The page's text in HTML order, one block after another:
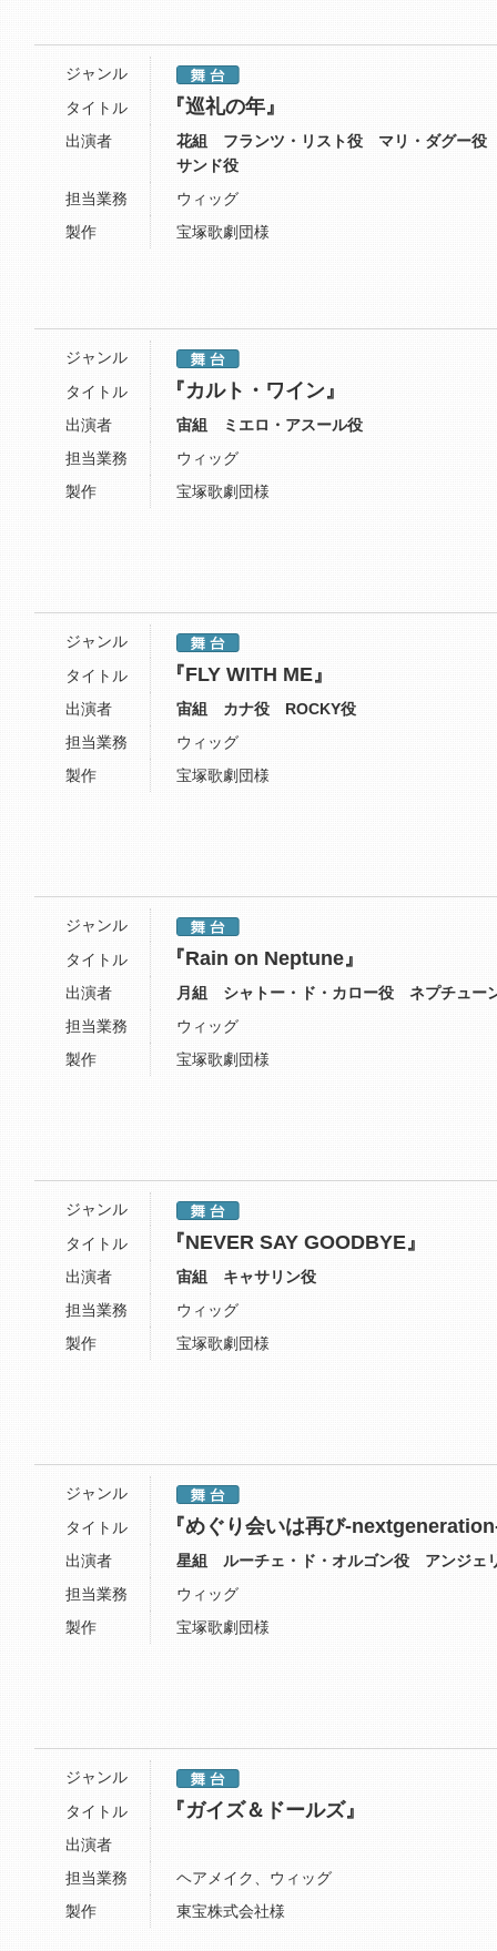
ジャンル
タイトル
『巡礼の年』
出演者
花組 フランツ・リスト役 マリ・ダグー
サンド役
担当業務
ウィッグ
製作
宝塚歌劇団様
ジャンル
タイトル
『カルト・ワイン』
出演者
宙組 ミエロ・アスール役
担当業務
ウィッグ
製作
宝塚歌劇団様
ジャンル
タイトル
『FLY WITH ME』
出演者
宙組 カナ役 ROCKY役
担当業務
ウィッグ
製作
宝塚歌劇団様
ジャンル
タイトル
『Rain on Neptune』
出演者
月組 シャトー・ド・カロー役 ネプチュー
担当業務
ウィッグ
製作
宝塚歌劇団様
ジャンル
タイトル
『NEVER SAY GOODBYE』
出演者
宙組 キャサリン役
担当業務
ウィッグ
製作
宝塚歌劇団様
ジャンル
タイトル
『めぐり会いは再び-
出演者
星組 ルーチェ・ド・オルゴン役 アンジェ
担当業務
ウィッグ
製作
宝塚歌劇団様
ジャンル
タイトル
『ガイズ＆ドールズ』
出演者
担当業務
ヘアメイク、ウィッグ
製作
東宝株式会社様